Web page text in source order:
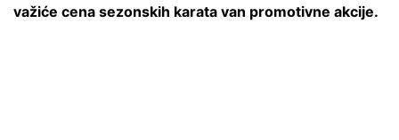
važiće cena sezonskih karata van promotivne akcije.